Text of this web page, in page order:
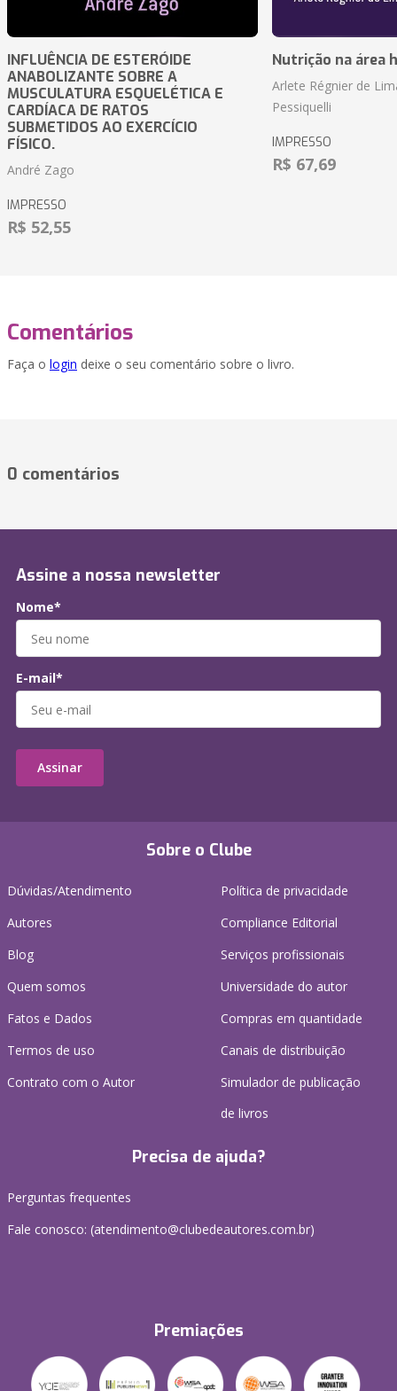
INFLUÊNCIA DE ESTERÓIDE
ANABOLIZANTE SOBRE A
MUSCULATURA ESQUELÉTICA E
CARDÍACA DE RATOS
SUBMETIDOS AO EXERCÍCIO
FÍSICO.
André Zago
IMPRESSO
R$ 52,55
Nutrição na área
Arlete Régnier de
Pessiquelli
IMPRESSO
R$ 67,69
Comentários
Faça o login deixe o seu comentário sobre o livro.
0 comentários
Sobre o Clube
Dúvidas/Atendimento
Autores
Blog
Quem somos
Fatos e Dados
Termos de uso
Contrato com o Autor
Política de privacidade
Compliance Editorial
Serviços profissionais
Universidade do autor
Compras em quantidade
Canais de distribuição
Simulador de publicação
de livros
Precisa de ajuda?
Perguntas frequentes
Fale conosco: (atendimento@clubedeautores.com.br)
Premiações
Assine a nossa newsletter
Nome*
E-mail*
Assinar